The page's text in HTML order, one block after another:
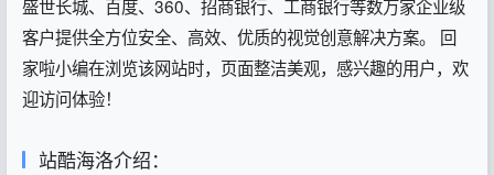
盛世长城、百度、360、招商银行、工商银行等数万家企业级
客户提供全方位安全、高效、优质的视觉创意解决方案。 回
家啦小编在浏览该网站时，页面整洁美观，感兴趣的用户，欢
迎访问体验！
站酷海洛介绍：